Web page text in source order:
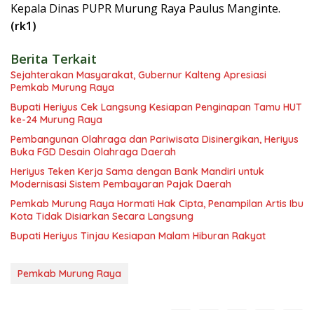
Kepala Dinas PUPR Murung Raya Paulus Manginte.
(rk1)
Berita Terkait
Sejahterakan Masyarakat, Gubernur Kalteng Apresiasi
Pemkab Murung Raya
Bupati Heriyus Cek Langsung Kesiapan Penginapan Tamu HUT
ke-24 Murung Raya
Pembangunan Olahraga dan Pariwisata Disinergikan, Heriyus
Buka FGD Desain Olahraga Daerah
Heriyus Teken Kerja Sama dengan Bank Mandiri untuk
Modernisasi Sistem Pembayaran Pajak Daerah
Pemkab Murung Raya Hormati Hak Cipta, Penampilan Artis Ibu
Kota Tidak Disiarkan Secara Langsung
Bupati Heriyus Tinjau Kesiapan Malam Hiburan Rakyat
Pemkab Murung Raya